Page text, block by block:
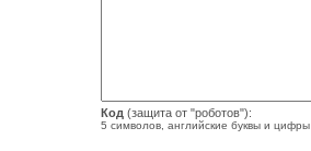
Код (защита от "роботов"):
5 символов, английские буквы и цифры